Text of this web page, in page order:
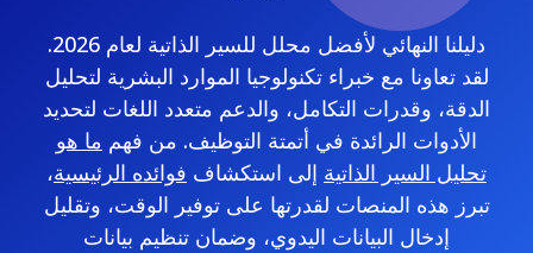
دليلنا النهائي لأفضل محلل للسير الذاتية لعام 2026.
لقد تعاونا مع خبراء تكنولوجيا الموارد البشرية لتحليل
الدقة، وقدرات التكامل، والدعم متعدد اللغات لتحديد
الأدوات الرائدة في أتمتة التوظيف. من فهم ما هو
تحليل السير الذاتية إلى استكشاف فوائده الرئيسية،
تبرز هذه المنصات لقدرتها على توفير الوقت، وتقليل
إدخال البيانات اليدوي، وضمان تنظيم بيانات